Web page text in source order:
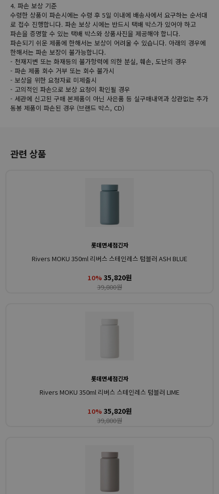
4. 파손 보상 기준
수령한 상품이 파손시에는 수령 후 5일 이내에 배송사에서 요구하는 순서대
로 접수 진행합니다. 파손 보상 시에는 반드시 택배 박스가 있어야 하고
파손을 증명할 수 있는 택배 박스와 상품사진을 제공해야 합니다.
파손되기 쉬운 제품에 한해서는 보상이 어려울 수 있습니다. 아래의 경우에
한해서는 파손 보장이 불가능합니다.
- 천재지변 또는 화재등의 불가항력에 의한 분실, 훼손, 도난의 경우
- 파손 제품 회수 거부 또는 회수 불가시
- 보상을 위한 요청자료 미제출시
- 고의적인 파손으로 보상 요청이 확인될 경우
- 세관에 신고된 구매 본제품이 아닌 사은품 등 실구매내역과 상관없는 추가
동봉 제품이 파손된 경우 (브랜드 박스, CD)
관련 상품
롯데면세점긴자
Rivers MOKU 350ml 리버스 스테인레스 텀블러 ASH BLUE
10% 35,820원
39,800원
롯데면세점긴자
Rivers MOKU 350ml 리버스 스테인레스 텀블러 LIME
10% 35,820원
39,800원